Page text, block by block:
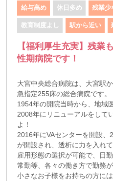
給与高め 休日多め 残業少
教育制度よし 駅から近い
【福利厚生充実】残業
性期病院です！
大宮中央総合病院は、大宮駅
急指定255床の総合病院です。
1954年の開院当時から、地域
2008年にリニューアルをして
よ！
2016年にVAセンターを開設
が開設され、透析に力を入れて
雇用形態の選択が可能で、日
常勤等、各々の働き方で勤務
小さなお子様をお持ちの方に